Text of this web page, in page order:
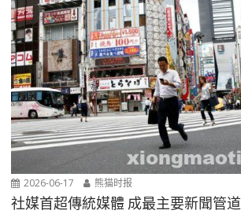
2026-06-17 熊猫时报
社媒首超傳統媒體 成最主要新聞管道